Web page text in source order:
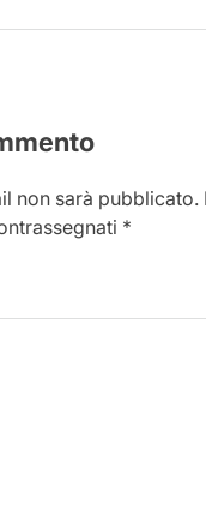
non sarà pubblicato.
*